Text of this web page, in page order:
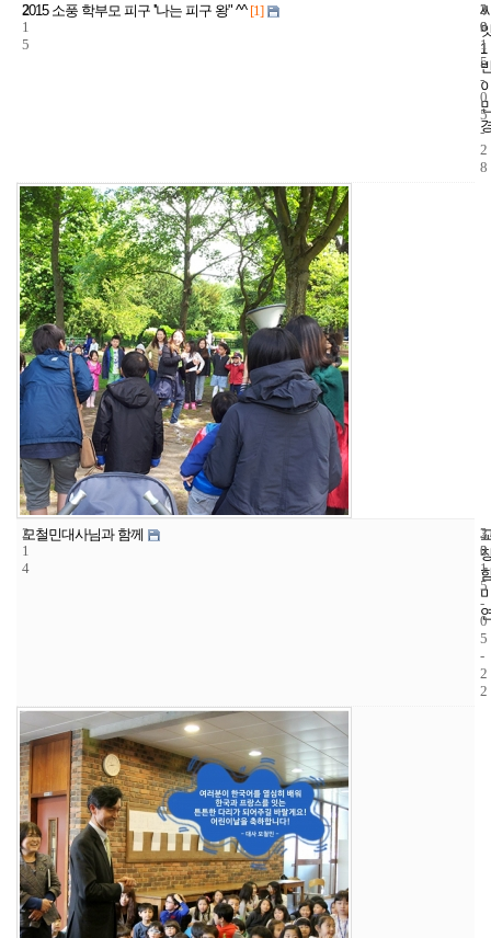
2
1
5
2015 소풍 학부모 피구 ''나는 피구 왕" ^^ [1]
1
3
9
2
0
1
5
-
0
5
-
2
8
2
1
4
모철민대사님과 함께
3
3
2
0
1
5
-
0
5
-
2
2